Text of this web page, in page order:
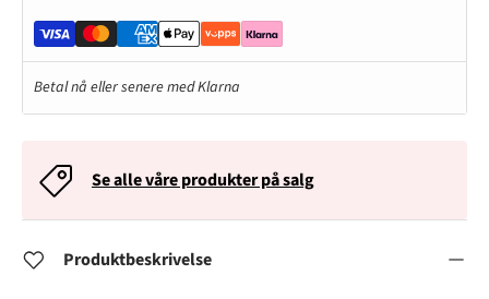
Betal nå eller senere med Klarna
Se alle våre produkter på salg
Produktbeskrivelse